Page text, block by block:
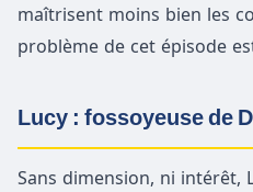
maîtrisent moins bien les
problème de cet épisode
Lucy : fossoyeuse de
Sans dimension, ni intérêt,